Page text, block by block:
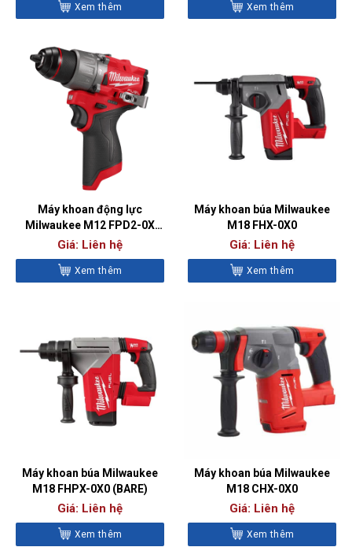
Xem thêm Xem thêm
Máy khoan động lực
Milwaukee M12 FPD2-0X
(BARE)
Giá: Liên hệ
Xem thêm
Máy khoan búa Milwaukee
M18 FHX-0X0
Giá: Liên hệ
Xem thêm
Máy khoan búa Milwaukee
M18 FHPX-0X0 (BARE)
Giá: Liên hệ
Xem thêm
Máy khoan búa Milwaukee
M18 CHX-0X0
Giá: Liên hệ
Xem thêm